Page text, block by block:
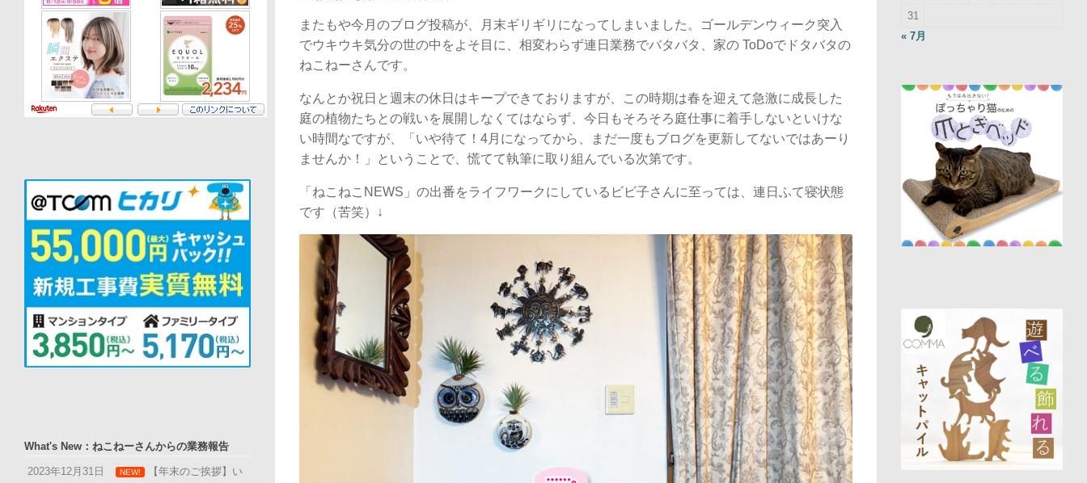
またもや今月のブログ投稿が、月末ギリギリになってしまいました。ゴールデンウィーク突入
でウキウキ気分の世の中をよそ目に、相変わらず連日業務でバタバタ、家の ToDoでドタバタの
ねこねーさんです。
なんとか祝日と週末の休日はキープできておりますが、この時期は春を迎えて急激に成長した
庭の植物たちとの戦いを展開しなくてはならず、今日もそろそろ庭仕事に着手しないといけな
い時間なですが、「いや待て！4月になってから、まだ一度もブログを更新してないではあーり
ませんか！」ということで、慌てて執筆に取り組んでいる次第です。
「ねこねこNEWS」の出番をライフワークにしているビビ子さんに至っては、連日ふて寝状態
です（苦笑）↓
What's New：ねこねーさんからの業務報告
2023年12月31日 NEW! 【年末のご挨拶】い
31
« 7月